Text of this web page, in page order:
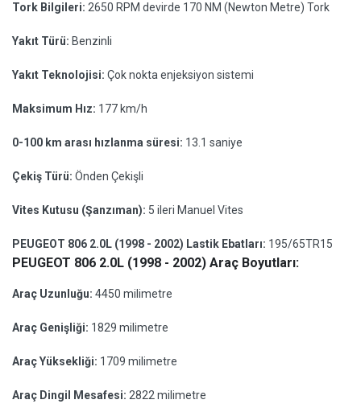
Tork Bilgileri: 2650 RPM devirde 170 NM (Newton Metre) Tork
Yakıt Türü: Benzinli
Yakıt Teknolojisi: Çok nokta enjeksiyon sistemi
Maksimum Hız: 177 km/h
0-100 km arası hızlanma süresi: 13.1 saniye
Çekiş Türü: Önden Çekişli
Vites Kutusu (Şanzıman): 5 ileri Manuel Vites
PEUGEOT 806 2.0L (1998 - 2002) Lastik Ebatları: 195/65TR15
PEUGEOT 806 2.0L (1998 - 2002) Araç Boyutları:
Araç Uzunluğu: 4450 milimetre
Araç Genişliği: 1829 milimetre
Araç Yüksekliği: 1709 milimetre
Araç Dingil Mesafesi: 2822 milimetre